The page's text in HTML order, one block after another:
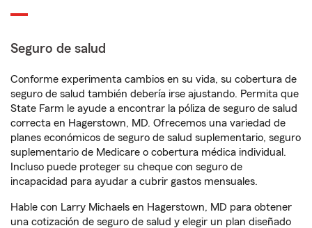
Seguro de salud
Conforme experimenta cambios en su vida, su cobertura de
seguro de salud también debería irse ajustando. Permita que
State Farm le ayude a encontrar la póliza de seguro de salud
correcta en Hagerstown, MD. Ofrecemos una variedad de
planes económicos de seguro de salud suplementario, seguro
suplementario de Medicare o cobertura médica individual.
Incluso puede proteger su cheque con seguro de
incapacidad para ayudar a cubrir gastos mensuales.
Hable con Larry Michaels en Hagerstown, MD para obtener
una cotización de seguro de salud y elegir un plan diseñado